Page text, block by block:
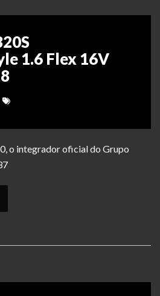
1.6 Flex 16V
o integrador oficial do Grupo